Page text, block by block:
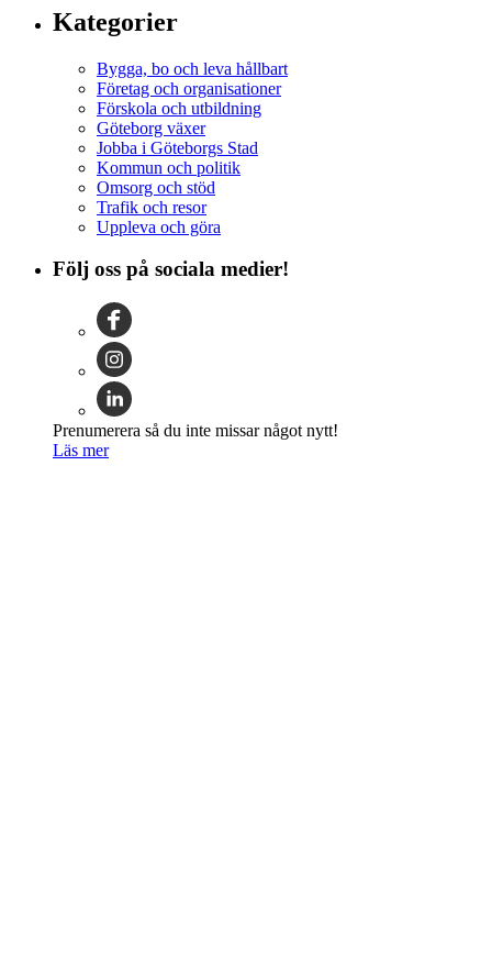
Kategorier
Bygga, bo och leva hållbart
Företag och organisationer
Förskola och utbildning
Göteborg växer
Jobba i Göteborgs Stad
Kommun och politik
Omsorg och stöd
Trafik och resor
Uppleva och göra
Följ oss på sociala medier!
Prenumerera så du inte missar något nytt!
Läs mer